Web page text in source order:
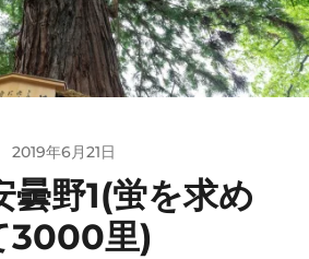
2019年6月21日
曇野1(蛍を求め
3000里)